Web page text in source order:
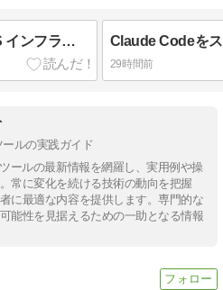
【第5回】Terraform × AWS インフラ自動化入門 — 本番運用で詰まるポイントと安全なインフラ変更のベストプラクティス
29時間前
ルの実践ガイド
ールの最新情報を網羅し、実用例や操
常に変化を続ける技術の動向を把握
に最適な内容を提供します。専門的な
能性を見据えるための一助となる情報